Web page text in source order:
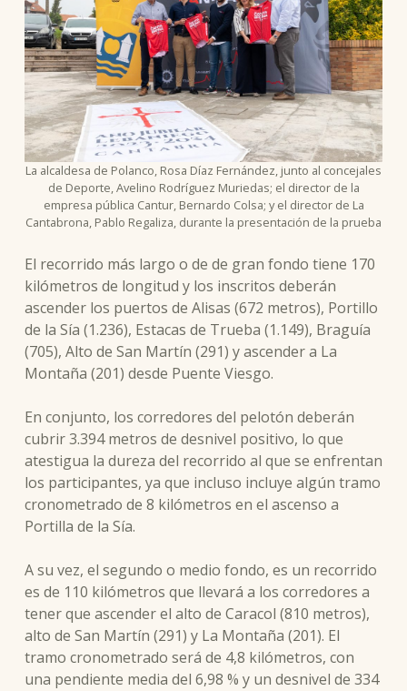
La alcaldesa de Polanco, Rosa Díaz Fernández, junto al concejales
de Deporte, Avelino Rodríguez Muriedas; el director de la
empresa pública Cantur, Bernardo Colsa; y el director de La
Cantabrona, Pablo Regaliza, durante la presentación de la prueba
El recorrido más largo o de de gran fondo tiene 170
kilómetros de longitud y los inscritos deberán
ascender los puertos de Alisas (672 metros), Portillo
de la Sía (1.236), Estacas de Trueba (1.149), Braguía
(705), Alto de San Martín (291) y ascender a La
Montaña (201) desde Puente Viesgo.
En conjunto, los corredores del pelotón deberán
cubrir 3.394 metros de desnivel positivo, lo que
atestigua la dureza del recorrido al que se enfrentan
los participantes, ya que incluso incluye algún tramo
cronometrado de 8 kilómetros en el ascenso a
Portilla de la Sía.
A su vez, el segundo o medio fondo, es un recorrido
es de 110 kilómetros que llevará a los corredores a
tener que ascender el alto de Caracol (810 metros),
alto de San Martín (291) y La Montaña (201). El
tramo cronometrado será de 4,8 kilómetros, con
una pendiente media del 6,98 % y un desnivel de 334